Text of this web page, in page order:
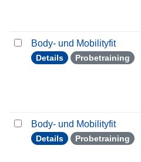
Body- und Mobilityfit
Details Probetraining
Body- und Mobilityfit
Details Probetraining